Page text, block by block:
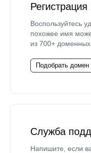
Воспользуйтесь
похожее имя
из 700+ доменных
Подобрать домен
Служба
Напишите, если